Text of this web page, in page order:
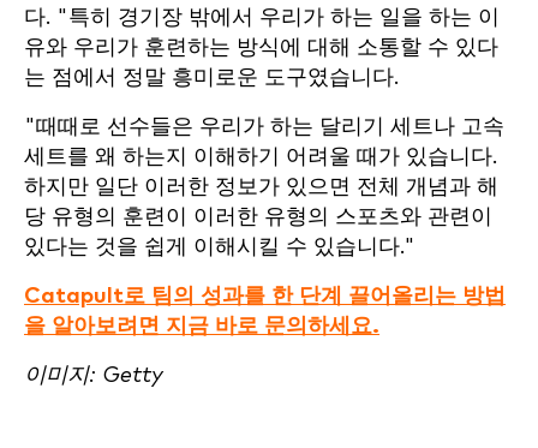
다. "특히 경기장 밖에서 우리가 하는 일을 하는 이
유와 우리가 훈련하는 방식에 대해 소통할 수 있다
는 점에서 정말 흥미로운 도구였습니다.
"때때로 선수들은 우리가 하는 달리기 세트나 고속
세트를 왜 하는지 이해하기 어려울 때가 있습니다.
하지만 일단 이러한 정보가 있으면 전체 개념과 해
당 유형의 훈련이 이러한 유형의 스포츠와 관련이
있다는 것을 쉽게 이해시킬 수 있습니다."
Catapult로 팀의 성과를 한 단계 끌어올리는 방법
을 알아보려면 지금 바로 문의하세요.
이미지: Getty